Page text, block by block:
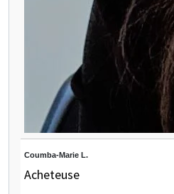
Coumba-Marie L.
Acheteuse